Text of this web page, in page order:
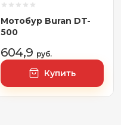
Мотобур Buran DT-
500
604,9 руб.
Купить